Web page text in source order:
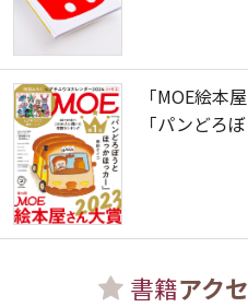
「MOE絵本
「パンどろぼ
書籍アク